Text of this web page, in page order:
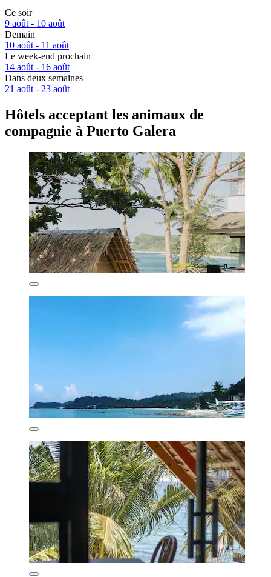
Ce soir
9 août - 10 août
Demain
10 août - 11 août
Le week-end prochain
14 août - 16 août
Dans deux semaines
21 août - 23 août
Hôtels acceptant les animaux de
compagnie à Puerto Galera